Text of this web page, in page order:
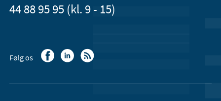
44 88 95 95 (kl. 9 - 15)
Følg os